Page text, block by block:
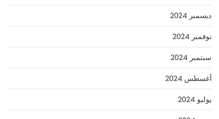
ديسمبر 2024
نوفمبر 2024
سبتمبر 2024
أغسطس 2024
يوليو 2024